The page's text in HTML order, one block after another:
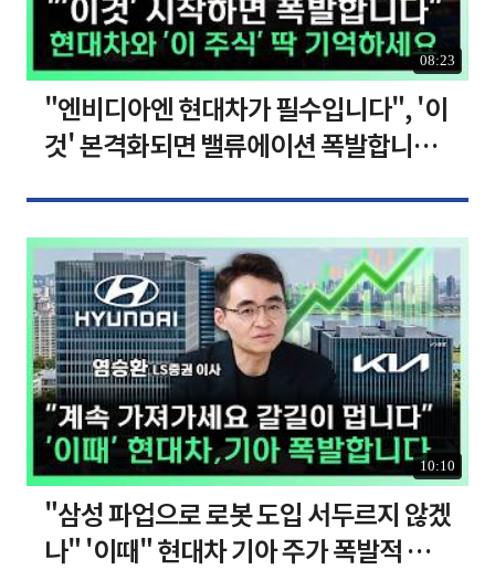
08:23
"엔비디아엔 현대차가 필수입니다", '이
것' 본격화되면 밸류에이션 폭발합니다
10:10
"삼성 파업으로 로봇 도입 서두르지 않겠
나" '이때" 현대차 기아 주가 폭발적 성